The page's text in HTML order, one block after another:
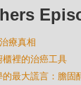
療真相
櫃裡的治癌工具
的最大謊言：膽固